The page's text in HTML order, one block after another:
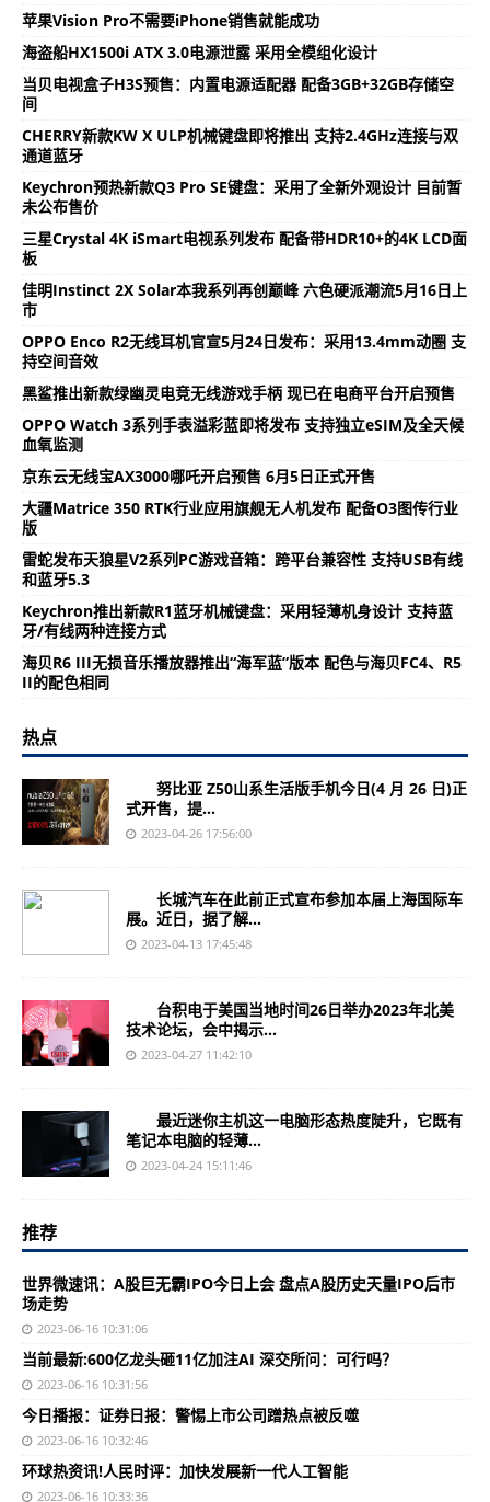
苹果Vision Pro不需要iPhone销售就能成功
海盗船HX1500i ATX 3.0电源泄露 采用全模组化设计
当贝电视盒子H3S预售：内置电源适配器 配备3GB+32GB存储空
间
CHERRY新款KW X ULP机械键盘即将推出 支持2.4GHz连接与双
通道蓝牙
Keychron预热新款Q3 Pro SE键盘：采用了全新外观设计 目前暂
未公布售价
三星Crystal 4K iSmart电视系列发布 配备带HDR10+的4K LCD面
板
佳明Instinct 2X Solar本我系列再创巅峰 六色硬派潮流5月16日上
市
OPPO Enco R2无线耳机官宣5月24日发布：采用13.4mm动圈 支
持空间音效
黑鲨推出新款绿幽灵电竞无线游戏手柄 现已在电商平台开启预售
OPPO Watch 3系列手表溢彩蓝即将发布 支持独立eSIM及全天候
血氧监测
京东云无线宝AX3000哪吒开启预售 6月5日正式开售
大疆Matrice 350 RTK行业应用旗舰无人机发布 配备O3图传行业
版
雷蛇发布天狼星V2系列PC游戏音箱：跨平台兼容性 支持USB有线
和蓝牙5.3
Keychron推出新款R1蓝牙机械键盘：采用轻薄机身设计 支持蓝
牙/有线两种连接方式
海贝R6 III无损音乐播放器推出“海军蓝”版本 配色与海贝FC4、R5
II的配色相同
热点
努比亚 Z50山系生活版手机今日(4 月 26 日)正
式开售，提...
2023-04-26 17:56:00
长城汽车在此前正式宣布参加本届上海国际车
展。近日，据了解...
2023-04-13 17:45:48
台积电于美国当地时间26日举办2023年北美
技术论坛，会中揭示...
2023-04-27 11:42:10
最近迷你主机这一电脑形态热度陡升，它既有
笔记本电脑的轻薄...
2023-04-24 15:11:46
推荐
世界微速讯：A股巨无霸IPO今日上会 盘点A股历史天量IPO后市
场走势
2023-06-16 10:31:06
当前最新:600亿龙头砸11亿加注AI 深交所问：可行吗？
2023-06-16 10:31:56
今日播报：证券日报：警惕上市公司蹭热点被反噬
2023-06-16 10:32:46
环球热资讯!人民时评：加快发展新一代人工智能
2023-06-16 10:33:36